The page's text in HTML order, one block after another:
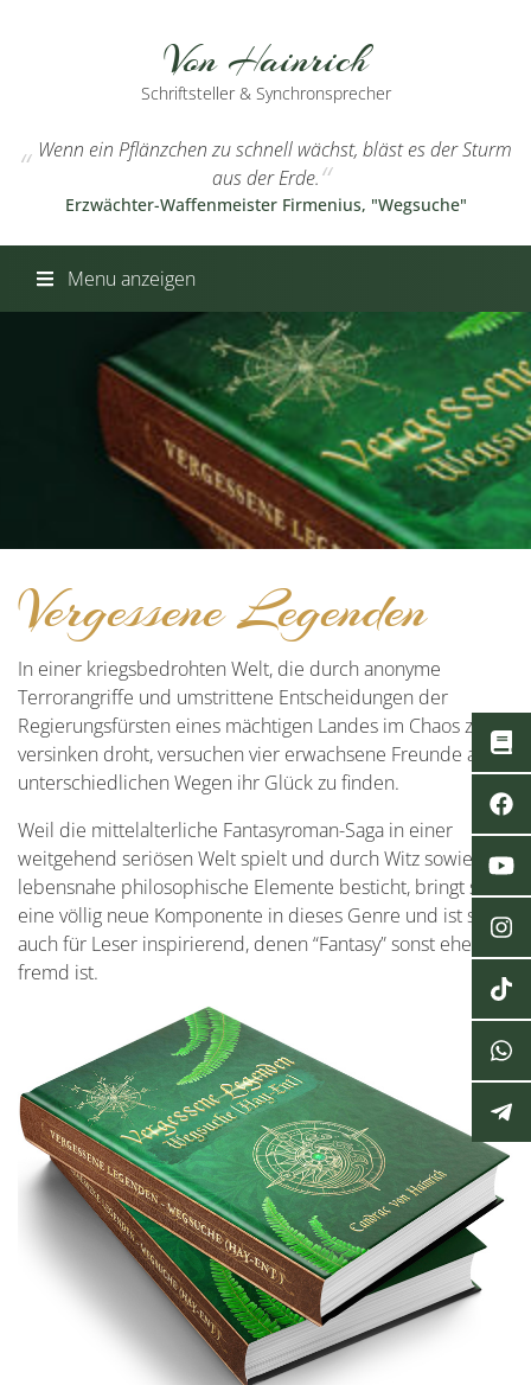
Von Hainrich
Schriftsteller & Synchronsprecher
Wenn ein Pflänzchen zu schnell wächst, bläst es der Sturm
aus der Erde.
Erzwächter-Waffenmeister Firmenius, "Wegsuche"
Menu anzeigen
Vergessene Legenden
In einer kriegsbedrohten Welt, die durch anonyme
Terrorangriffe und umstrittene Entscheidungen der
Regierungsfürsten eines mächtigen Landes im Chaos zu
versinken droht, versuchen vier erwachsene Freunde auf
unterschiedlichen Wegen ihr Glück zu finden.
Weil die mittelalterliche Fantasyroman-Saga in einer
weitgehend seriösen Welt spielt und durch Witz sowie
lebensnahe philosophische Elemente besticht, bringt sie
eine völlig neue Komponente in dieses Genre und ist somit
auch für Leser inspirierend, denen “Fantasy” sonst eher
fremd ist.